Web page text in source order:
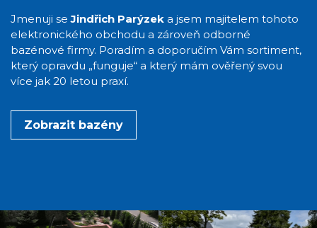
Jmenuji seJindřich Parýzek a jsem majitelem tohoto
elektronického obchodu a zároveň odborné
bazénové firmy. Poradím a doporučím Vám sortiment,
který opravdu „funguje“ a který mám ověřený svou
více jak 20 letou praxí.
Zobrazit bazény